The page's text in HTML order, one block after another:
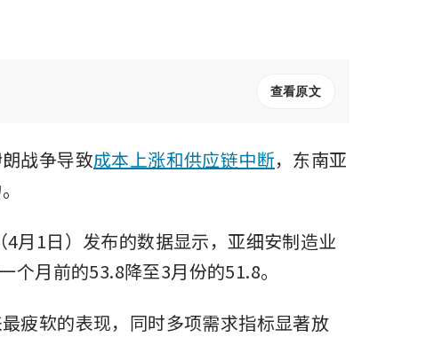
查看原文
战争导致成本上涨和供应链中断，东南亚
月1日）发布的数据显示，亚细安制造业
个月前的53.8降至3月份的51.8。
疲软的表现，同时多项需求指标显著放